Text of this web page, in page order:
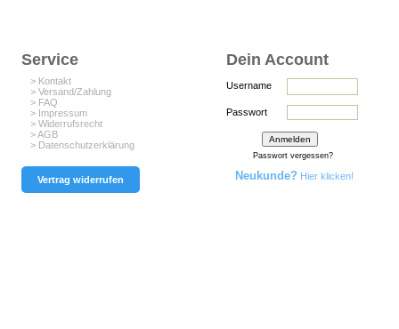
Service
> Kontakt
> Versand/Zahlung
> FAQ
> Impressum
> Widerrufsrecht
> AGB
> Datenschutzerklärung
Vertrag widerrufen
Dein Account
Username
Passwort
Passwort vergessen?
Neukunde? Hier klicken!